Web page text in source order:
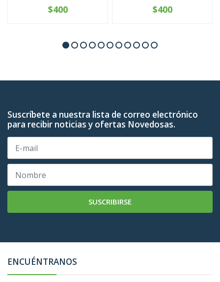
$400 $400
Suscríbete a nuestra lista de correo electrónico
para recibir noticias y ofertas Novedosas.
SUSCRIBIRSE
ENCUÉNTRANOS